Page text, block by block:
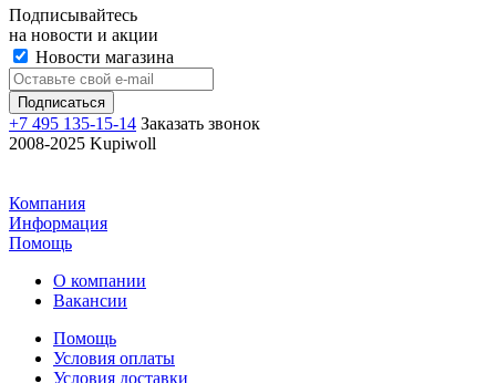
Подписывайтесь
на новости и акции
Новости магазина
+7 495 135-15-14 Заказать звонок
2008-2025 Kupiwoll
Компания
Информация
Помощь
О компании
Вакансии
Помощь
Условия оплаты
Условия доставки